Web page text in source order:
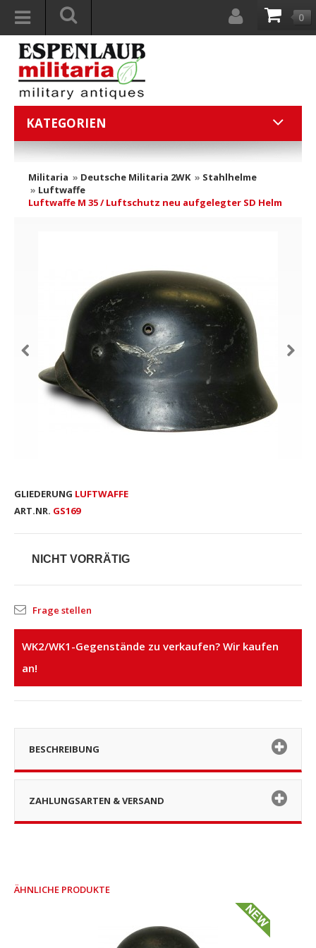
0
KATEGORIEN
Militaria » Deutsche Militaria 2WK » Stahlhelme
» Luftwaffe
Luftwaffe M 35 / Luftschutz neu aufgelegter SD Helm
GLIEDERUNG LUFTWAFFE
ART.NR. GS169
NICHT VORRÄTIG
Frage stellen
WK2/WK1-Gegenstände zu verkaufen? Wir kaufen
an!
BESCHREIBUNG
ZAHLUNGSARTEN & VERSAND
ÄHNLICHE PRODUKTE